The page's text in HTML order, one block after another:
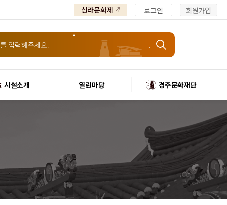
신라문화제 로그인 회원가입
시설소개 열린마당 경주문화재단